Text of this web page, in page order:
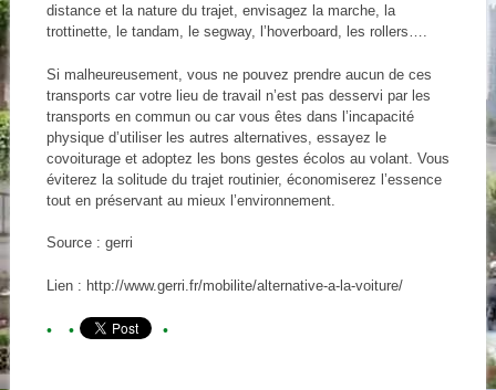
distance et la nature du trajet, envisagez la marche, la
trottinette, le tandam, le segway, l’hoverboard, les rollers….
Si malheureusement, vous ne pouvez prendre aucun de ces
transports car votre lieu de travail n’est pas desservi par les
transports en commun ou car vous êtes dans l’incapacité
physique d’utiliser les autres alternatives, essayez le
covoiturage et adoptez les bons gestes écolos au volant. Vous
éviterez la solitude du trajet routinier, économiserez l’essence
tout en préservant au mieux l’environnement.
Source : gerri
Lien : http://www.gerri.fr/mobilite/alternative-a-la-voiture/